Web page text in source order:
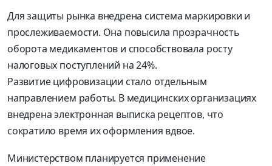
Для защиты рынка внедрена система маркировки и
прослеживаемости. Она повысила прозрачность
оборота медикаментов и способствовала росту
налоговых поступлений на 24%.
Развитие цифровизации стало отдельным
направлением работы. В медицинских организациях
внедрена электронная выписка рецептов, что
сократило время их оформления вдвое.
Министерством планируется применение